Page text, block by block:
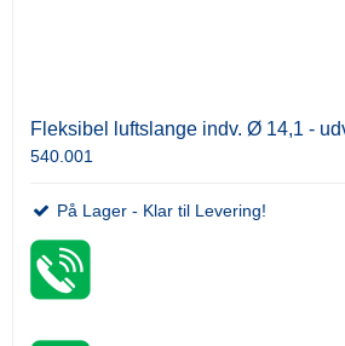
Fleksibel luftslange indv. Ø 14,1 -
540.001
På Lager - Klar til Levering!